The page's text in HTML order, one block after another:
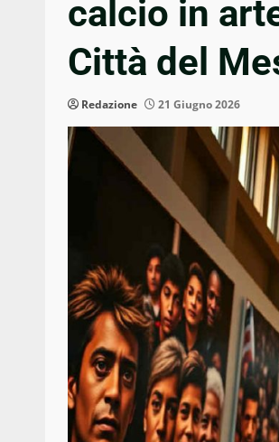
calcio in
Città del
Redazione 21 Giugno 2026